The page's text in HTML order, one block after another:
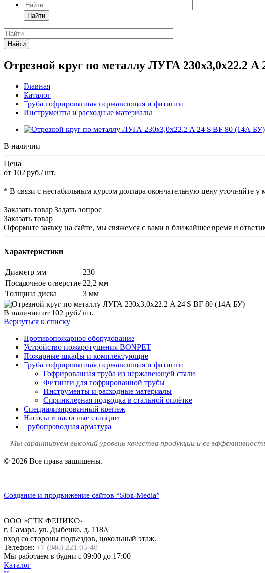
Найти
Найти
Отрезной круг по металлу ЛУГА 230х3,0х22.2 A
Главная
Каталог
Труба гофрированная нержавеющая и фитинги
Инструменты и расходные материалы
В наличии
Цена
от 102 руб./ шт.
* В связи с нестабильным курсом доллара окончательную цену уточняйте у
Заказать товар Задать вопрос
Заказать товар
Оформите заявку на сайте, мы свяжемся с вами в ближайшее время и
Характеристики
Диаметр мм
230
Посадочное отверстие 22,2 мм
Толщина диска
3 мм
В наличии от 102 руб./ шт.
Вернуться к списку
Противопожарное оборудование
Устройство пожаротушения BONPET
Пожарные шкафы и комплектующие
Труба гофрированная нержавеющая и фитинги
Гофрированная труба из нержавеющей стали
Фитинги для гофрированной трубы
Инструменты и расходные материалы
Спринклерная подводка в стальной оплётке
Специализированный крепеж
Насосы и насосные станции
Трубопроводная арматура
Мы гарантируем высокий уровень качества продукции и ее
© 2026 Все права защищены.
Создание и продвижение сайтов “Slon-Media”
ООО «СТК ФЕНИКС»
г. Самара, ул. Дыбенко, д. 118А
вход со стороны подъездов, цокольный этаж.
Телефон: +7 (846) 221-05-40
Мы работаем в будни с 09:00 до 17:00
Каталог